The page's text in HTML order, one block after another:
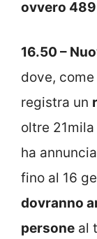
ovvero
16.50 –
dove,
registra un
oltre
ha
fino al 16
dovranno
persone al